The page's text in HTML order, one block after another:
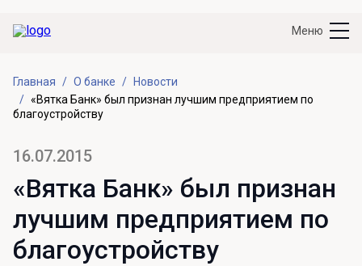
Меню
Главная О банке
Новости
«Вятка Банк» был признан лучшим предприятием по
благоустройству
16.07.2015
«Вятка Банк» был признан
лучшим предприятием по
благоустройству